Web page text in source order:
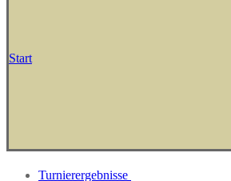
Start
Turnierergebnisse